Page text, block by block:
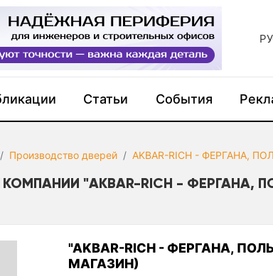
Статьи События
Производство дверей AKBAR-RICH - ФЕРГАНА,
"AKBAR-RICH - ФЕРГАНА,
"AKBAR-RICH - ФЕРГАНА,
МАГАЗИН)